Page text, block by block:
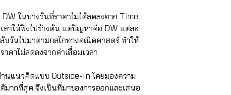
ในบางวันที่ราคาไม่ได้ลดลงจาก Time
ล่าให้ฟังไปข้างต้น แต่ปัญหาคือ DW แต่ละ
บวันไปมาตามกลไกทางคณิตศาสตร์ ทำให้
คาไม่ลดลงจากค่าเสื่อมเวลา
นแนวคิดแบบ Outside-In โดยมองความ
ากที่สุด จึงเป็นที่มาของการออกและเสนอ